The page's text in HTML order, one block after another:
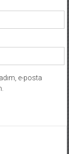
e-posta